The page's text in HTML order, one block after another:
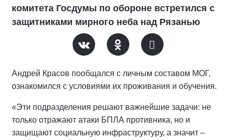
комитета Госдумы по обороне встретился с
защитниками мирного неба над Рязанью
Андрей Красов пообщался с личным составом МОГ,
ознакомился с условиями их проживания и обучения.
«Эти подразделения решают важнейшие задачи: не
только отражают атаки БПЛА противника, но и
защищают социальную инфраструктуру, а значит –